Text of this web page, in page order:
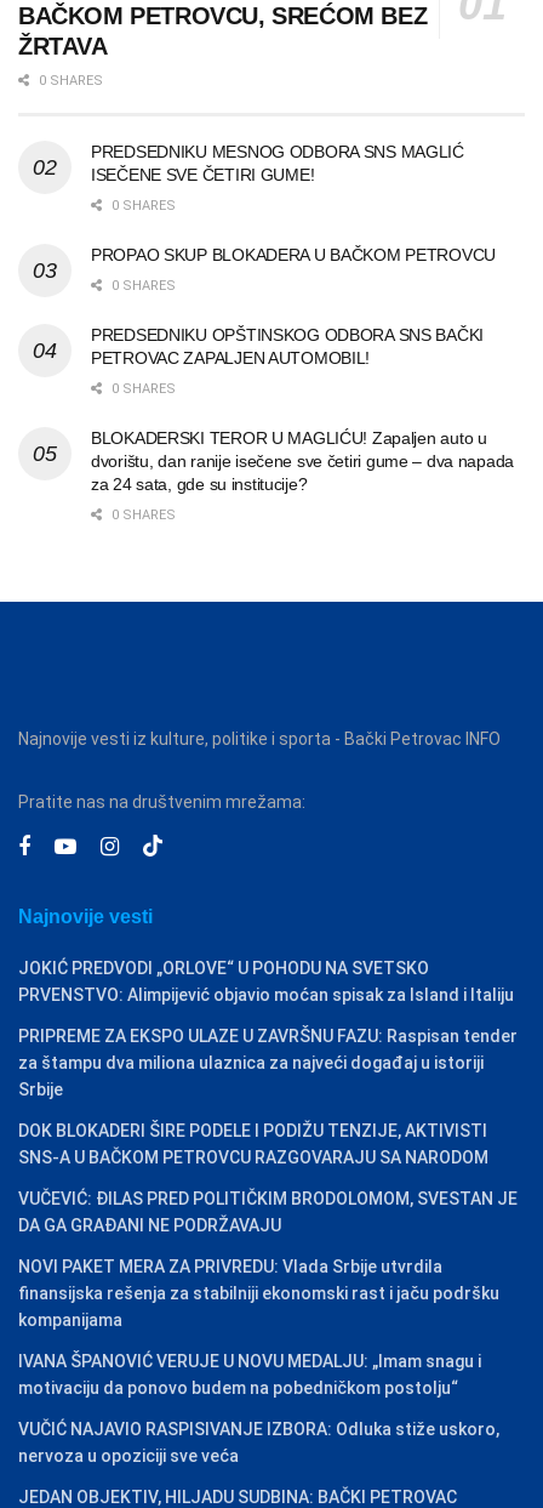
BAČKOM PETROVCU, SREĆOM BEZ
ŽRTAVA
0 SHARES
PREDSEDNIKU MESNOG ODBORA SNS MAGLIĆ
ISEČENE SVE ČETIRI GUME!
0 SHARES
PROPAO SKUP BLOKADERA U BAČKOM PETROVCU
0 SHARES
PREDSEDNIKU OPŠTINSKOG ODBORA SNS BAČKI
PETROVAC ZAPALJEN AUTOMOBIL!
0 SHARES
BLOKADERSKI TEROR U MAGLIĆU! Zapaljen auto u
dvorištu, dan ranije isečene sve četiri gume – dva napada
za 24 sata, gde su institucije?
0 SHARES
Najnovije vesti iz kulture, politike i sporta - Bački Petrovac INFO
Pratite nas na društvenim mrežama:
Najnovije vesti
JOKIĆ PREDVODI „ORLOVE“ U POHODU NA SVETSKO
PRVENSTVO: Alimpijević objavio moćan spisak za Island i Italiju
PRIPREME ZA EKSPO ULAZE U ZAVRŠNU FAZU: Raspisan tender
za štampu dva miliona ulaznica za najveći događaj u istoriji
Srbije
DOK BLOKADERI ŠIRE PODELE I PODIŽU TENZIJE, AKTIVISTI
SNS-A U BAČKOM PETROVCU RAZGOVARAJU SA NARODOM
VUČEVIĆ: ĐILAS PRED POLITIČKIM BRODOLOMOM, SVESTAN JE
DA GA GRAĐANI NE PODRŽAVAJU
NOVI PAKET MERA ZA PRIVREDU: Vlada Srbije utvrdila
finansijska rešenja za stabilniji ekonomski rast i jaču podršku
kompanijama
IVANA ŠPANOVIĆ VERUJE U NOVU MEDALJU: „Imam snagu i
motivaciju da ponovo budem na pobedničkom postolju“
VUČIĆ NAJAVIO RASPISIVANJE IZBORA: Odluka stiže uskoro,
nervoza u opoziciji sve veća
JEDAN OBJEKTIV, HILJADU SUDBINA: BAČKI PETROVAC